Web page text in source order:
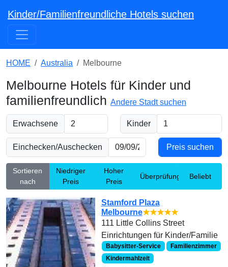
Kinder/Familienfreundliche Hotels suchen
HOME Australia Melbourne
Melbourne Hotels für Kinder und
familienfreundlich Andere Stadt suchen
Erwachsene Kinder
Einchecken/Auschecken
Sortieren
nach
Niedriger
Preis
Hoher
Preis
Überprüfung Beliebt
Stamford Plaza
Melbourne★★★★★
111 Little Collins Street
Einrichtungen für Kinder/Familie
Babysitter-Service
Familienzimmer
Kindermahlzeit